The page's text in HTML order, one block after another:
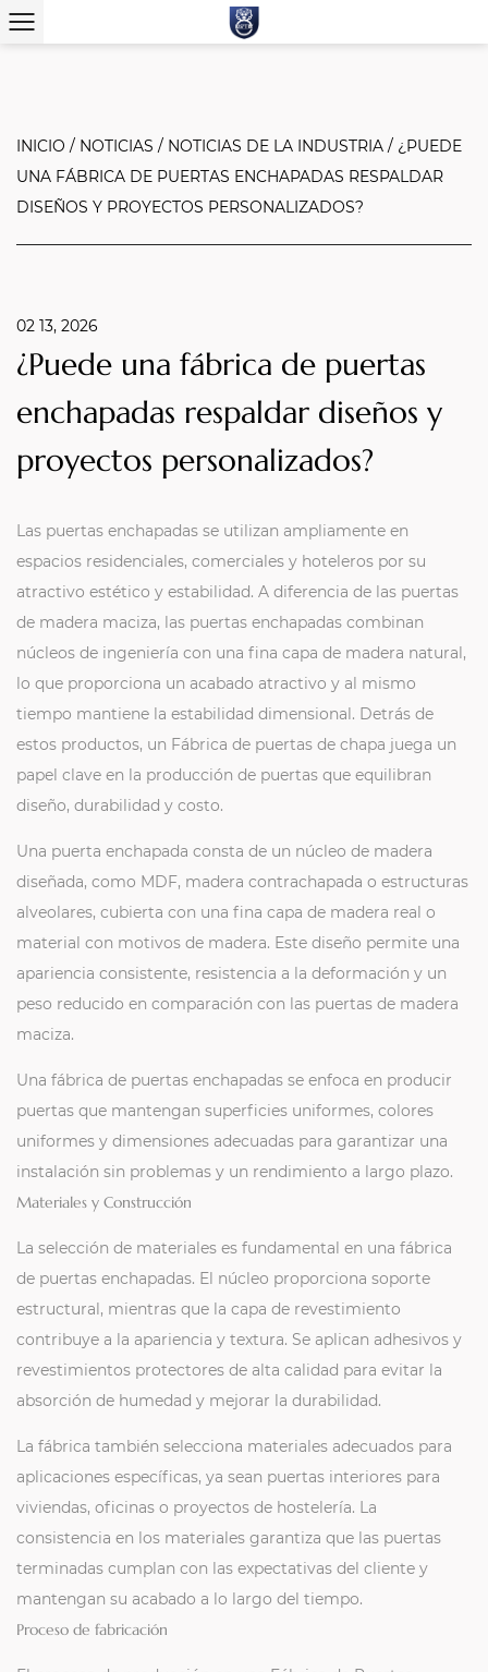
INICIO / NOTICIAS / NOTICIAS DE LA INDUSTRIA / ¿PUEDE
UNA FÁBRICA DE PUERTAS ENCHAPADAS RESPALDAR
DISEÑOS Y PROYECTOS PERSONALIZADOS?
02 13, 2026
¿Puede una fábrica de puertas
enchapadas respaldar diseños y
proyectos personalizados?
Las puertas enchapadas se utilizan ampliamente en
espacios residenciales, comerciales y hoteleros por su
atractivo estético y estabilidad. A diferencia de las puertas
de madera maciza, las puertas enchapadas combinan
núcleos de ingeniería con una fina capa de madera natural,
lo que proporciona un acabado atractivo y al mismo
tiempo mantiene la estabilidad dimensional. Detrás de
estos productos, un Fábrica de puertas de chapa juega un
papel clave en la producción de puertas que equilibran
diseño, durabilidad y costo.
Una puerta enchapada consta de un núcleo de madera
diseñada, como MDF, madera contrachapada o estructuras
alveolares, cubierta con una fina capa de madera real o
material con motivos de madera. Este diseño permite una
apariencia consistente, resistencia a la deformación y un
peso reducido en comparación con las puertas de madera
maciza.
Una fábrica de puertas enchapadas se enfoca en producir
puertas que mantengan superficies uniformes, colores
uniformes y dimensiones adecuadas para garantizar una
instalación sin problemas y un rendimiento a largo plazo.
Materiales y Construcción
La selección de materiales es fundamental en una fábrica
de puertas enchapadas. El núcleo proporciona soporte
estructural, mientras que la capa de revestimiento
contribuye a la apariencia y textura. Se aplican adhesivos y
revestimientos protectores de alta calidad para evitar la
absorción de humedad y mejorar la durabilidad.
La fábrica también selecciona materiales adecuados para
aplicaciones específicas, ya sean puertas interiores para
viviendas, oficinas o proyectos de hostelería. La
consistencia en los materiales garantiza que las puertas
terminadas cumplan con las expectativas del cliente y
mantengan su acabado a lo largo del tiempo.
Proceso de fabricación